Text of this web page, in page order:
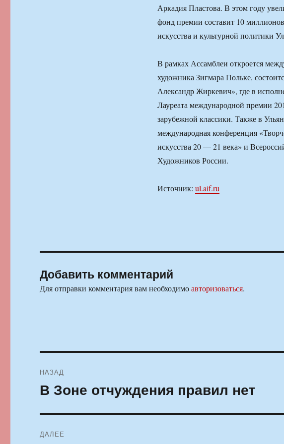
Аркадия Пластова. В этом году
фонд премии составит 10
искусства и культурной политики
В рамках Ассамблеи откроется
художника Зигмара Польке,
Александр Жиркевич», где в
Лауреата международной премии
зарубежной классики. Также в
международная конференция
искусства 20 — 21 века» и
Художников России.
Источник: ul.aif.ru
Добавить комментарий
Для отправки комментария вам необходимоавторизоваться.
по
НАЗАД
Предыдущая
В Зоне отчуждения правил нет
ДАЛЕЕ